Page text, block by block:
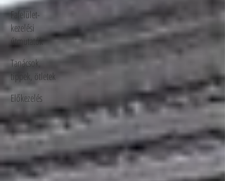
Fafelület-
kezelési
útmutatók
Tanácsok,
tippek, ötletek
Előkezelés